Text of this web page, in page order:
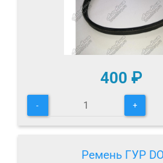
400 ₽
- +
Ремень ГУР